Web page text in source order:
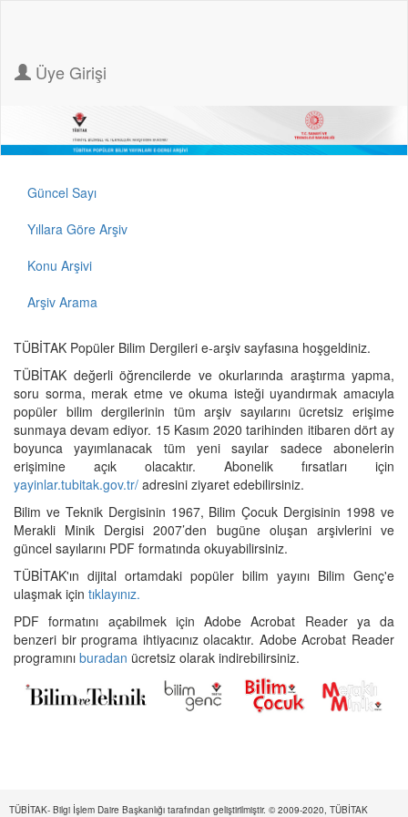
Üye Girişi
Güncel Sayı
Yıllara Göre Arşiv
Konu Arşivi
Arşiv Arama
TÜBİTAK Popüler Bilim Dergileri e-arşiv sayfasına hoşgeldiniz.
TÜBİTAK değerli öğrencilerde ve okurlarında araştırma yapma,
soru sorma, merak etme ve okuma isteği uyandırmak amacıyla
popüler bilim dergilerinin tüm arşiv sayılarını ücretsiz erişime
sunmaya devam ediyor. 15 Kasım 2020 tarihinden itibaren dört ay
boyunca yayımlanacak tüm yeni sayılar sadece abonelerin
erişimine açık olacaktır. Abonelik fırsatları için
yayinlar.tubitak.gov.tr/ adresini ziyaret edebilirsiniz.
Bilim ve Teknik Dergisinin 1967, Bilim Çocuk Dergisinin 1998 ve
Merakli Minik Dergisi 2007’den bugüne oluşan arşivlerini ve
güncel sayılarını PDF formatında okuyabilirsiniz.
TÜBİTAK'ın dijital ortamdaki popüler bilim yayını Bilim Genç'e
ulaşmak için tıklayınız.
PDF formatını açabilmek için Adobe Acrobat Reader ya da
benzeri bir programa ihtiyacınız olacaktır. Adobe Acrobat Reader
programını buradan ücretsiz olarak indirebilirsiniz.
TÜBİTAK- Bilgi İşlem Daire Başkanlığı tarafından geliştirilmiştir. © 2009-2020, TÜBİTAK